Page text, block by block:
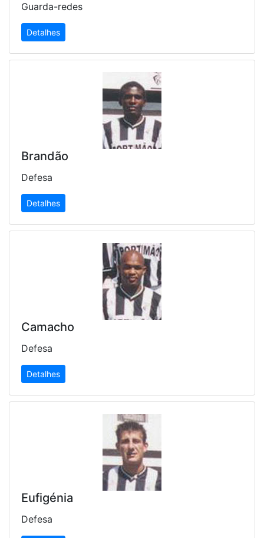
Guarda-redes
Detalhes
Brandão
Defesa
Detalhes
Camacho
Defesa
Detalhes
Eufigénia
Defesa